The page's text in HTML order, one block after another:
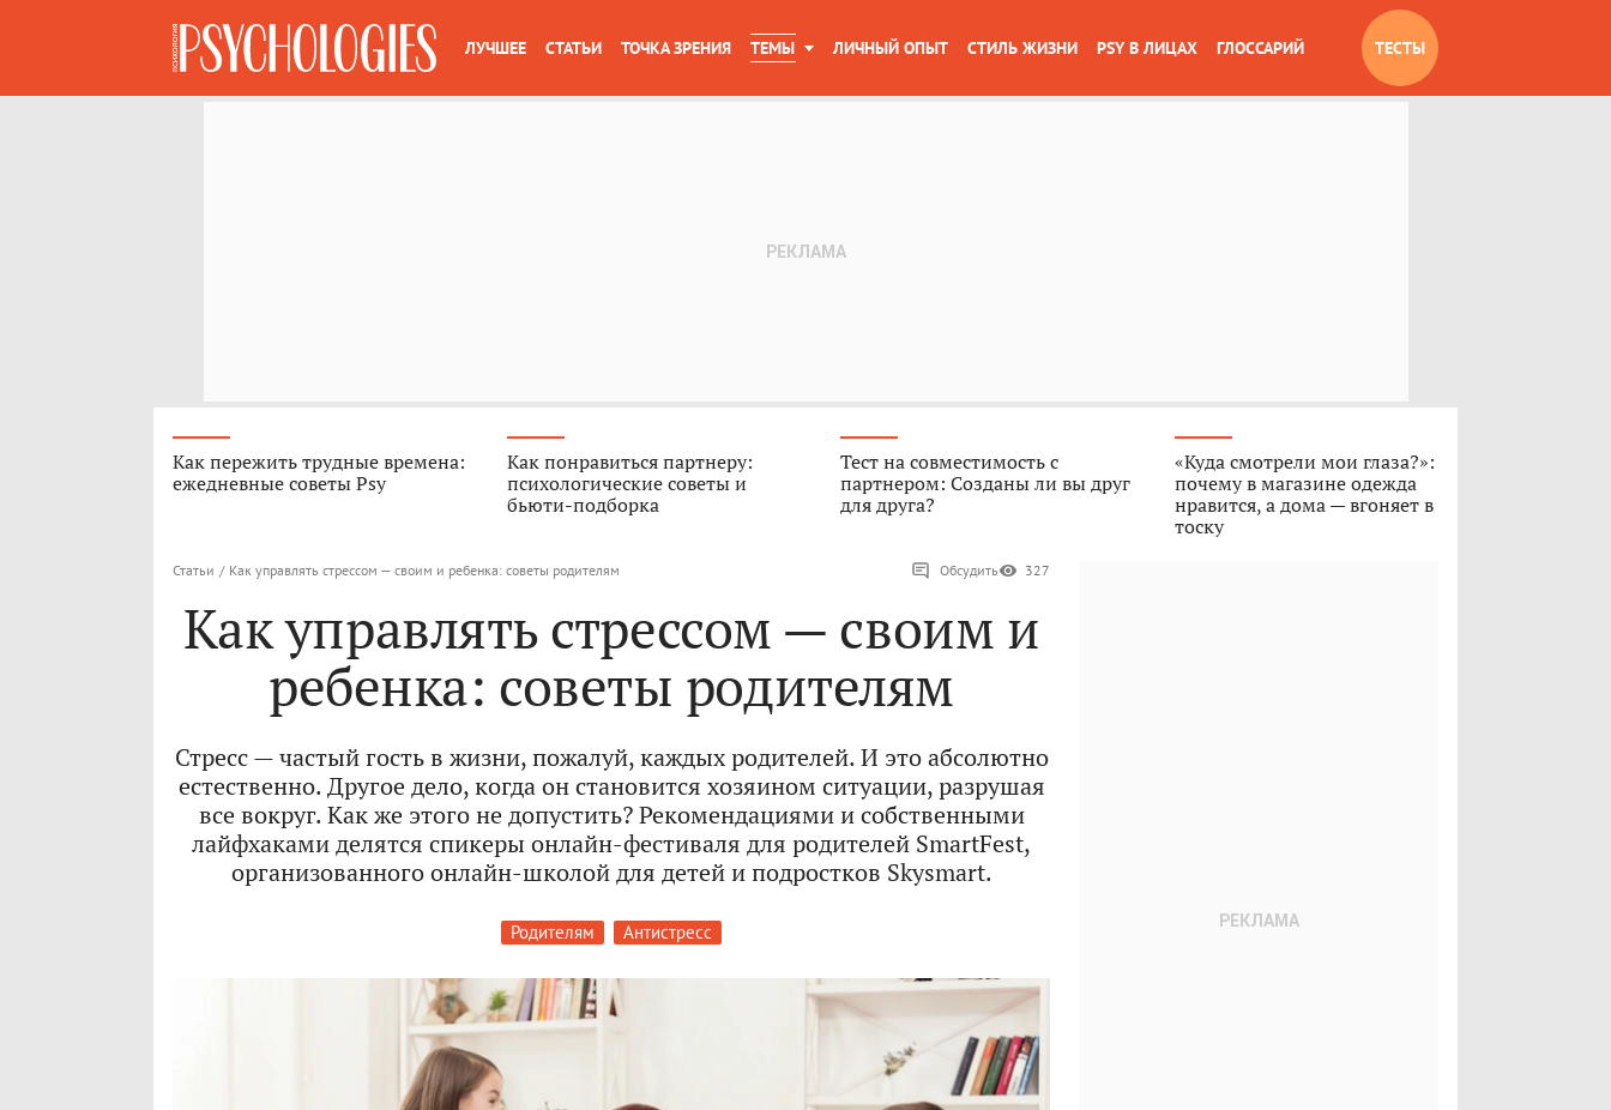
ЛУЧШЕЕ СТАТЬИ ТОЧКА ЗРЕНИЯ ТЕМЫ ЛИЧНЫЙ ОПЫТ СТИЛЬ ЖИЗНИ PSY В ЛИЦАХ ГЛОССАРИЙ ТЕСТЫ
Как пережить трудные времена:
ежедневные советы Psy
Как понравиться партнеру:
психологические советы и
бьюти-подборка
Тест на совместимость с
партнером: Созданы ли вы друг
для друга?
«Куда смотрели мои глаза?»:
почему в магазине одежда
нравится, а дома — вгоняет в
тоску
Статьи / Как управлять стрессом — своим и ребенка: советы родителям Обсудить 327
Как управлять стрессом — своим и
ребенка: советы родителям
Стресс — частый гость в жизни, пожалуй, каждых родителей. И это абсолютно
естественно. Другое дело, когда он становится хозяином ситуации, разрушая
все вокруг. Как же этого не допустить? Рекомендациями и собственными
лайфхаками делятся спикеры онлайн-фестиваля для родителей SmartFest,
организованного онлайн-школой для детей и подростков Skysmart.
Родителям Антистресс